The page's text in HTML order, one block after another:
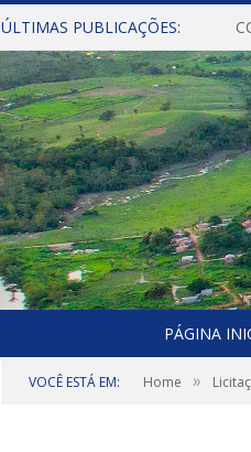
ÚLTIMAS PUBLICAÇÕES:
PÁGINA
VOCÊ ESTÁ EM: Home »